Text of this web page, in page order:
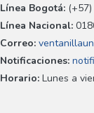
Línea Bogotá:
Línea Nacional:
Correo:
Notificaciones:
Horario: Lunes a